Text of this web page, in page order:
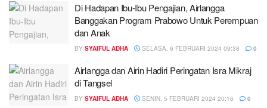
Di Hadapan Ibu-Ibu Pengajian, Airlangga
Banggakan Program Prabowo Untuk Perempuan
dan Anak
BY SYAIFUL ADHA SELASA, 6 FEBRUARI 2024 09:38 0
Airlangga dan Airin Hadiri Peringatan Isra Mikraj
di Tangsel
BY SYAIFUL ADHA SENIN, 5 FEBRUARI 2024 20:16 0